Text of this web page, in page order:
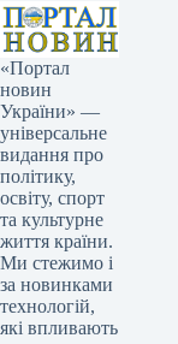
«Портал
новин
України» —
універсальне
видання про
політику,
освіту, спорт
та культурне
життя країни.
Ми стежимо і
за новинками
технологій,
які впливають